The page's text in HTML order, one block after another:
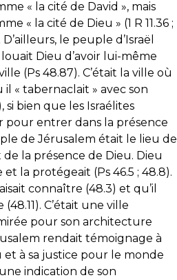
« la cité de David », mais
« la cité de Dieu » (1 R 11.36 ;
D’ailleurs, le peuple d’Israël
Dieu d’avoir lui-même
(Ps 48.87). C’était la ville où
il « tabernaclait » avec son
si bien que les Israélites
pour entrer dans la présence
de Jérusalem était le lieu de
de la présence de Dieu. Dieu
la protégeait (Ps 46.5 ; 48.8).
connaître (48.3) et qu’il
C’était une ville
pour son architecture
rendait témoignage à
et à sa justice pour le monde
indication de son